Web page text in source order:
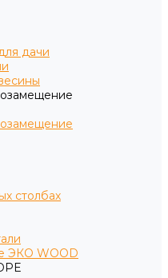
дачи
столбах
ЭКО WOOD